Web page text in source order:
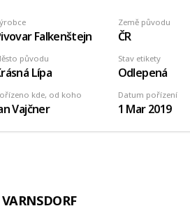
Falkenštejn
Země původu
ČR
kde, od koho
Vajčner
Stav etikety
Odlepená
Datum pořízení
1 Mar 2019
původu
Lípa